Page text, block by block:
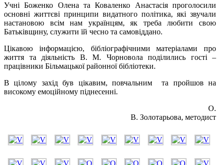
Учні Боженко Олена та Коваленко Анастасія проголосили
основні життєві принципи видатного політика, які звучали
настановою всім нам українцям, як треба любити свою
Батьківщину, служити їй чесно та самовіддано.
Цікавою інформацією, бібліографічними матеріалами про
життя та діяльність В. М. Чорновола поділились гості –
працівники Більмацької районної бібліотеки.
В цілому захід був цікавим, повчальним та пройшов на
високому емоційному піднесенні.
О.
В. Золотарьова, методист